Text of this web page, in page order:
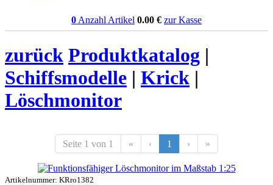
0 Anzahl Artikel 0.00 € zur Kasse
zurück Produktkatalog |
Schiffsmodelle | Krick |
Löschmonitor
Seite 1 von 1 « ‹ 1 › »
Artikelnummer: KRro1382